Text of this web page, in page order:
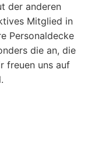
der anderen
Mitglied in
Personaldecke
die an, die
freuen uns auf